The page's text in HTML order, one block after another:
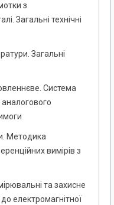
з
Загальні технічні
Загальні
Система
Методика
вимірів з
та захисне
електромагнітної